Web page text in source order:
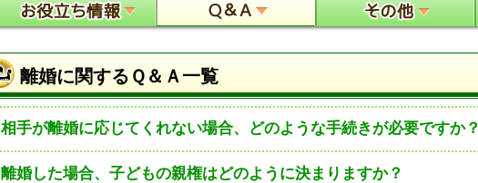
離婚に関するＱ＆Ａ一覧
相手が離婚に応じてくれない場合、どのような手続きが必要ですか？
離婚した場合、子どもの親権はどのように決まりますか？